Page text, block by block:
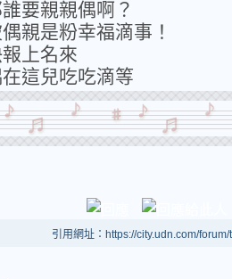
要親親偶啊？
親是粉幸福滴事！
上名來
這兒吃吃滴等
引用網址：https://city.udn.com/